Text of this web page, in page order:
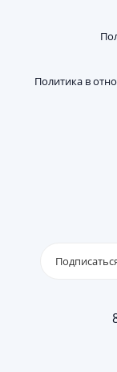
Политика в